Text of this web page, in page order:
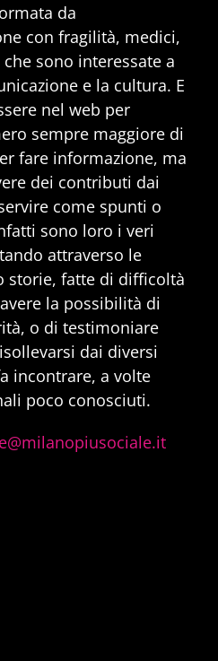
da
con fragilità, medici,
sono interessate a
e la cultura. E
nel web per
sempre maggiore di
fare informazione, ma
dei contributi dai
come spunti o
sono loro i veri
attraverso le
storie, fatte di difficoltà
la possibilità di
o di testimoniare
dai diversi
incontrare, a volte
poco conosciuti.